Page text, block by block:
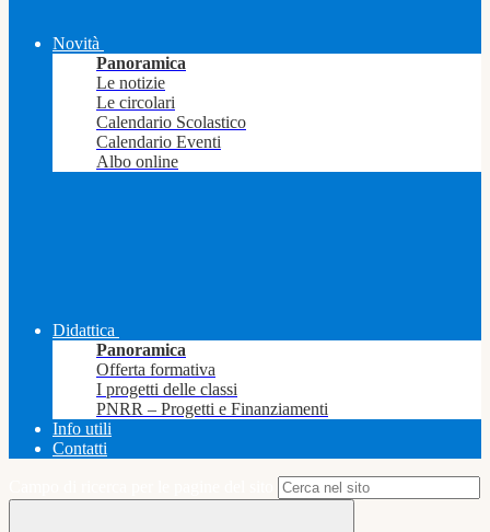
Novità
Panoramica
Le notizie
Le circolari
Calendario Scolastico
Calendario Eventi
Albo online
Didattica
Panoramica
Offerta formativa
I progetti delle classi
PNRR – Progetti e Finanziamenti
Info utili
Contatti